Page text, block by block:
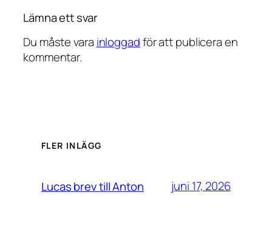
Lämna ett svar
Du måste vara inloggadför att publicera en
kommentar.
FLER INLÄGG
Lucas brev till Anton juni 17, 2026